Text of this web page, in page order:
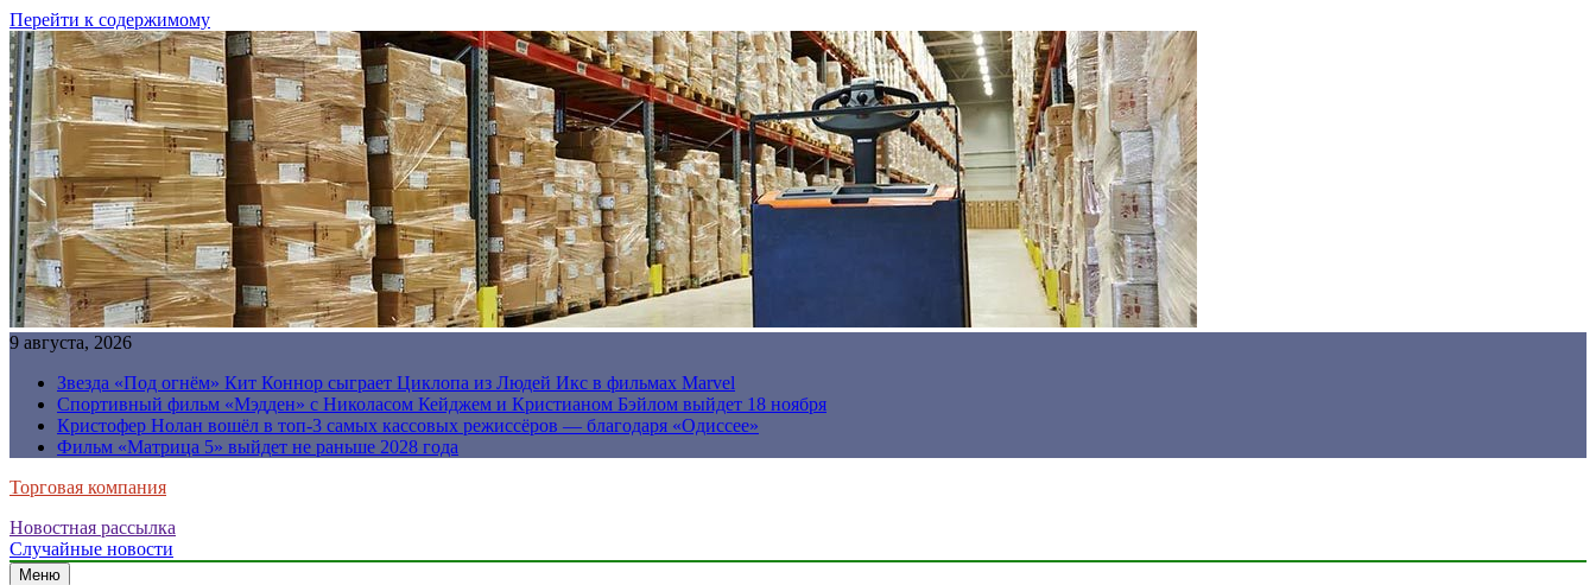
Перейти к содержимому
9 августа, 2026
Звезда «Под огнём» Кит Коннор сыграет Циклопа из Людей Икс в фильмах Marvel
Спортивный фильм «Мэдден» с Николасом Кейджем и Кристианом Бэйлом выйдет 18 ноября
Кристофер Нолан вошёл в топ-3 самых кассовых режиссёров — благодаря «Одиссее»
Фильм «Матрица 5» выйдет не раньше 2028 года
Торговая компания
Новостная рассылка
Случайные новости
Меню